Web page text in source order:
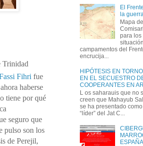
Trinidad
Fihri fue
haberse
tiene por qué
seguro que
pulso son los
de Perejil,
El
la
Mapa
para los
campamentos del
encrucija...
HIPÓTESIS EN
EN EL SECUESTRO
COOPERANTES EN
L os saharauis que no
creen que Mahayub
se ha presentado como
“líder” del Jat C...
ESPAÑA